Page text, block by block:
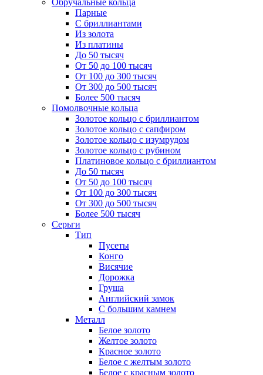
Обручальные кольца
Парные
С бриллиантами
Из золота
Из платины
До 50 тысяч
От 50 до 100 тысяч
От 100 до 300 тысяч
От 300 до 500 тысяч
Более 500 тысяч
Помолвочные кольца
Золотое кольцо с бриллиантом
Золотое кольцо с сапфиром
Золотое кольцо с изумрудом
Золотое кольцо с рубином
Платиновое кольцо с бриллиантом
До 50 тысяч
От 50 до 100 тысяч
От 100 до 300 тысяч
От 300 до 500 тысяч
Более 500 тысяч
Серьги
Тип
Пусеты
Конго
Висячие
Дорожка
Груша
Английский замок
С большим камнем
Металл
Белое золото
Желтое золото
Красное золото
Белое с желтым золото
Белое с красным золото